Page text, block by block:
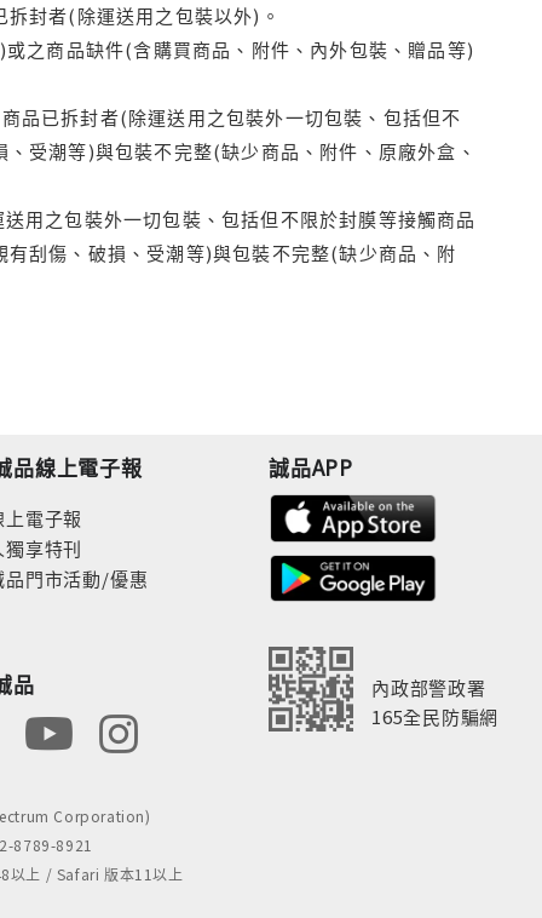
封者(除運送用之包裝以外)。
之商品缺件(含購買商品、附件、內外包裝、贈品等)
品已拆封者(除運送用之包裝外一切包裝、包括但不
受潮等)與包裝不完整(缺少商品、附件、原廠外盒、
用之包裝外一切包裝、包括但不限於封膜等接觸商品
刮傷、破損、受潮等)與包裝不完整(缺少商品、附
品線上電子報
電子報
享特刊
品門市活動/優惠
品
誠品APP
內政部警政署
165全民防騙網
Corporation)
8789-8921
以上 / Safari 版本11以上